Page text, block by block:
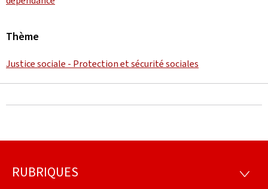
Thème
Justice sociale - Protection et sécurité sociales
Pied
RUBRIQUES